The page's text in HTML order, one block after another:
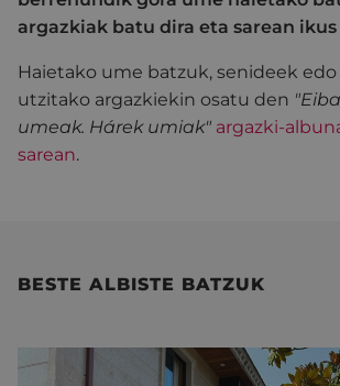
argazkiak batu dira eta sarean
Haietako ume batzuk, senideek
utzitako argazkiekin osatu den
umeak. Hárek umiak" argazki-
sarean.
BESTE ALBISTE BATZUK